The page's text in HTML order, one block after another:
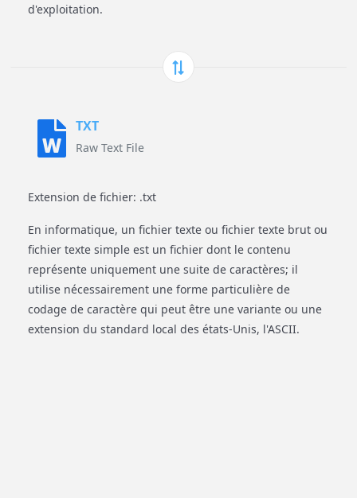
d'exploitation.
TXT
Raw Text File
Extension de fichier: .txt
En informatique, un fichier texte ou fichier texte brut ou
fichier texte simple est un fichier dont le contenu
représente uniquement une suite de caractères; il
utilise nécessairement une forme particulière de
codage de caractère qui peut être une variante ou une
extension du standard local des états-Unis, l'ASCII.